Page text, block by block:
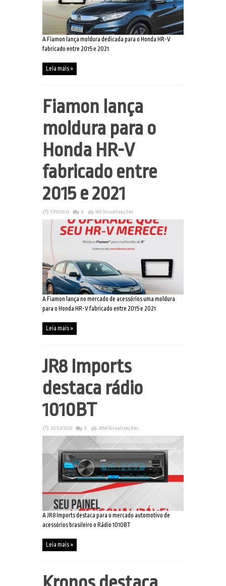
A Fiamon lança moldura dedicada para o Honda HR-V
fabricado entre 2015 e 2021
Leia mais »
Fiamon lança
moldura para o
Honda HR-V
fabricado entre
2015 e 2021
17/11/2022 0 1411 Visualizações
A Fiamon lança no mercado de acessórios uma moldura
para o Honda HR-V fabricado entre 2015 e 2021
Leia mais »
JR8 Imports
destaca rádio
1010BT
23/02/2022 0 2556 Visualizações
A JR8 Imports destaca para o mercado automotivo de
acessórios brasileiro o Rádio 1010BT
Leia mais »